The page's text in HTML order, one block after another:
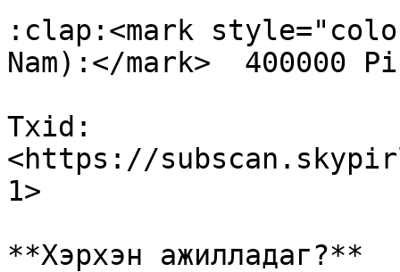
:clap:<mark
Nam):</mark>  400000
Txid:
<https://
1>
**Хэрхэн ажилладаг?**